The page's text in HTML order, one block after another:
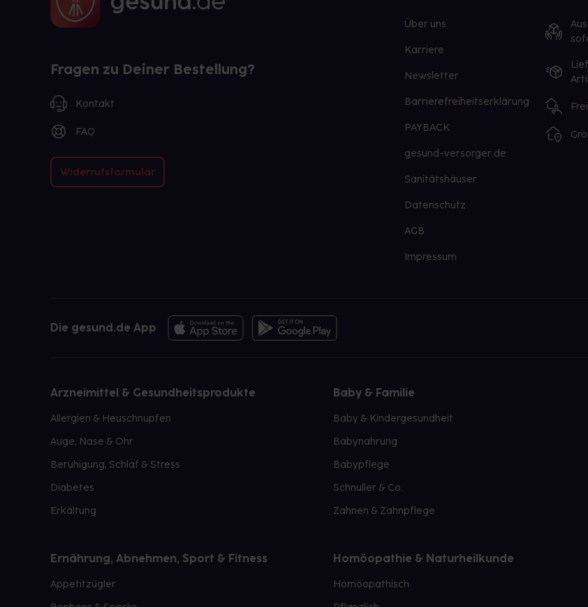
Fragen zu Deiner Bestellung?
Kontakt
FAQ
Widerrufsformular
Über uns
Karriere
Newsletter
Barrierefreiheitserklärung
PAYBACK
gesund-versorger.de
Sanitätshäuser
Datenschutz
AGB
Impressum
Die gesund.de App
Arzneimittel & Gesundheitsprodukte
Allergien & Heuschnupfen
Auge, Nase & Ohr
Beruhigung, Schlaf & Stress
Diabetes
Erkältung
Baby & Familie
Baby & Kindergesundheit
Babynahrung
Babypflege
Schnuller & Co.
Zahnen & Zahnpflege
Ernährung, Abnehmen, Sport & Fitness
Appetitzügler
Homöopathie & Naturheilkunde
Homöopathisch